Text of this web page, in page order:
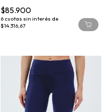
$85.900
6 cuotas sin interés de
$14.316,67